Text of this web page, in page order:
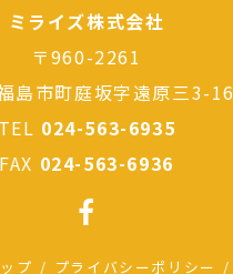
ミライズ株式会社
〒960-2261
島市町庭坂字遠原三3-16
TEL 024-563-6935
FAX 024-563-6936
プ プライバシーポリシー